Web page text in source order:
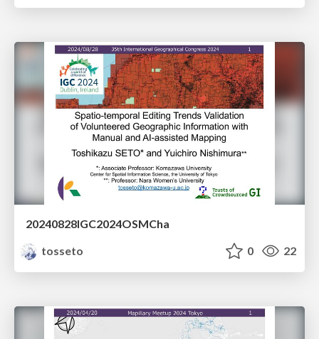
20240828IGC2024OSMCha
tosseto
0 22